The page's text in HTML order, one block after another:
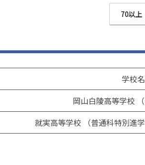
70以上
学校名
岡山白陵高等学校
就実高等学校 （普通科特別進